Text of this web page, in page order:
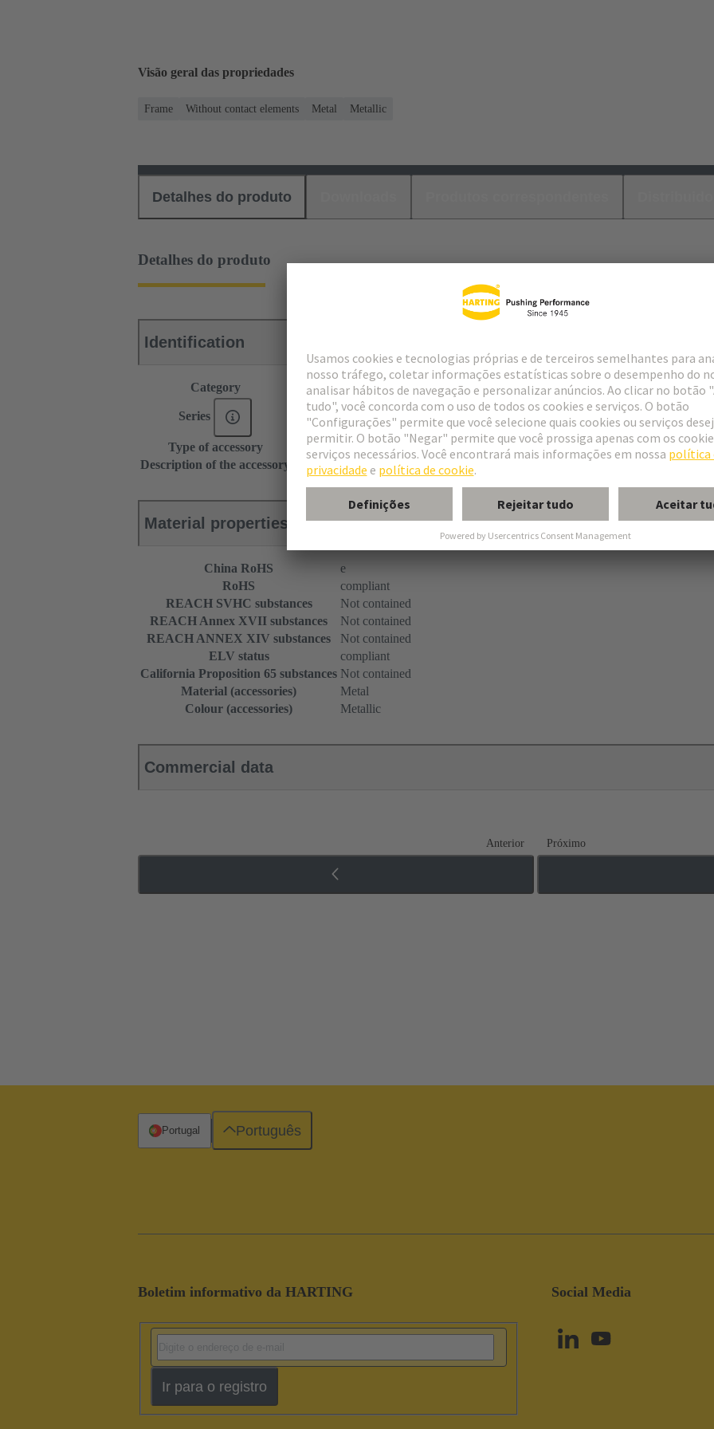
Visão geral das propriedades
Frame Without contact elements Metal Metallic
Detalhes do produto
Detalhes do produto
Identification
Category Accessories
Series DIN 41612
Type of accessory
Frame
Description of the accessory
Without contact elements
Material properties
China RoHS
e
RoHS
compliant
REACH SVHC substances
Not contained
REACH Annex XVII substances
Not contained
REACH ANNEX XIV substances
Not contained
ELV status
compliant
California Proposition 65 substances Not contained
Material (accessories)
Metal
Colour (accessories)
Metallic
Commercial data
Anterior Próximo
Boletim informativo da HARTING
Ir para o registro
Social Media
Portugal Português